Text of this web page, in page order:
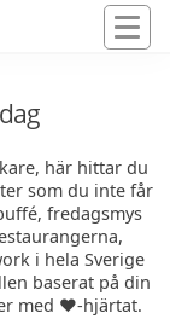
här hittar du
som du inte får
fredagsmys
i hela Sverige
baserat på din
med ❤️-hjärtat.